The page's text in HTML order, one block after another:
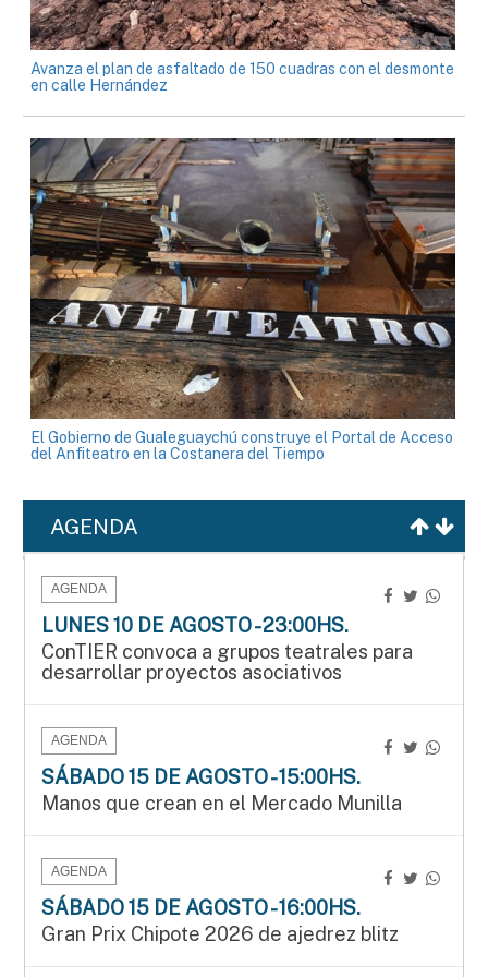
Avanza el plan de asfaltado de 150 cuadras con el desmonte
en calle Hernández
El Gobierno de Gualeguaychú construye el Portal de Acceso
del Anfiteatro en la Costanera del Tiempo
AGENDA
AGENDA
LUNES 10 DE AGOSTO - 23:00HS.
ConTIER convoca a grupos teatrales para
desarrollar proyectos asociativos
AGENDA
SÁBADO 15 DE AGOSTO - 15:00HS.
Manos que crean en el Mercado Munilla
AGENDA
SÁBADO 15 DE AGOSTO - 16:00HS.
Gran Prix Chipote 2026 de ajedrez blitz